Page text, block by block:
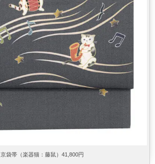
京袋帯（楽器猫：藤鼠）41,800円